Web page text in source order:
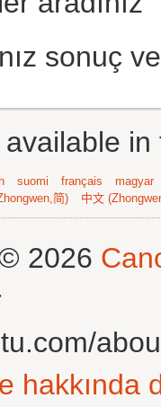
sonuç
suomi français
magyar
简) 中文
2026
hakkında